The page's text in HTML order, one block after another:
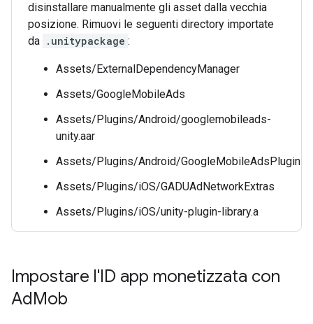
disinstallare manualmente gli asset dalla vecchia
posizione. Rimuovi le seguenti directory importate
da .unitypackage :
Assets/ExternalDependencyManager
Assets/GoogleMobileAds
Assets/Plugins/Android/googlemobileads-
unity.aar
Assets/Plugins/Android/GoogleMobileAdsPlugin
Assets/Plugins/iOS/GADUAdNetworkExtras
Assets/Plugins/iOS/unity-plugin-library.a
Impostare l'ID app monetizzata con
AdMob